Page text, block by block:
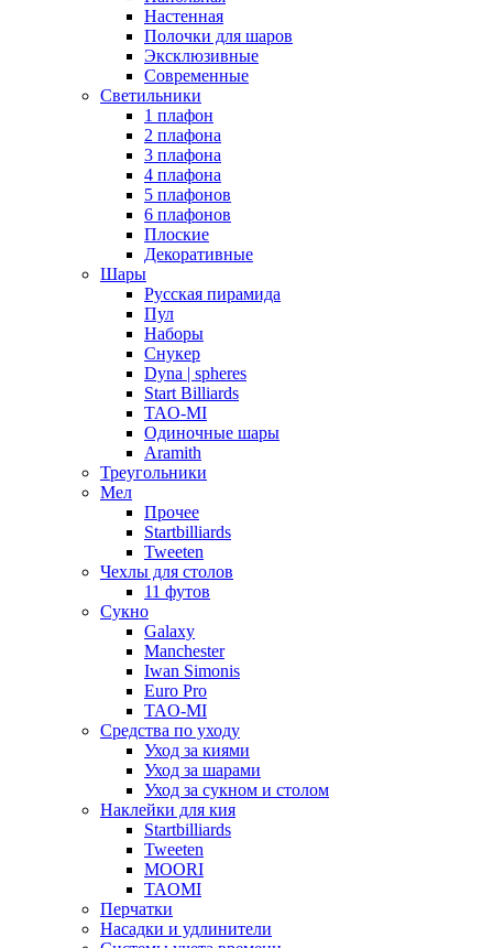
Настенная
Полочки для шаров
Эксклюзивные
Современные
Светильники
1 плафон
2 плафона
3 плафона
4 плафона
5 плафонов
6 плафонов
Плоские
Декоративные
Шары
Русская пирамида
Пул
Наборы
Снукер
Dyna | spheres
Start Billiards
TAO-MI
Одиночные шары
Aramith
Треугольники
Мел
Прочее
Startbilliards
Tweeten
Чехлы для столов
11 футов
Сукно
Galaxy
Manchester
Iwan Simonis
Euro Pro
TAO-MI
Средства по уходу
Уход за киями
Уход за шарами
Уход за сукном и столом
Наклейки для кия
Startbilliards
Tweeten
MOORI
TAOMI
Перчатки
Насадки и удлинители